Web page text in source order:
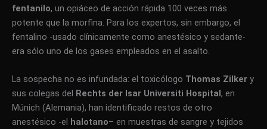
fentanilo, un opiáceo de acción rápida 100 veces más
potente que la morfina. Para los expertos, sin embargo, el
fentalino -usado clínicamente como anestésico y sedante-
era sólo uno de los gases empleados en el asalto.
La sospecha no es infundada: el toxicólogo Thomas Zilker y
sus colegas del Rechts der Isar Universiti Hospital, en
Múnich (Alemania), han identificado restos de otro
anestésico -el halotano– en muestras de sangre y tejidos